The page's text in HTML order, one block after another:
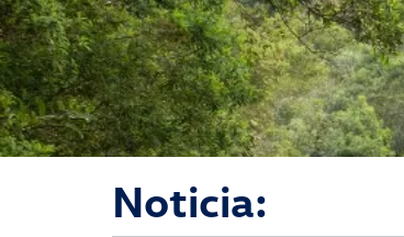
Futura
Noticia: